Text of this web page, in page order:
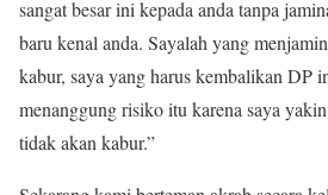
sangat besar ini kepada anda tanpa
baru kenal anda. Sayalah yang
kabur, saya yang harus kembalikan DP
menanggung risiko itu karena saya
tidak akan kabur.”